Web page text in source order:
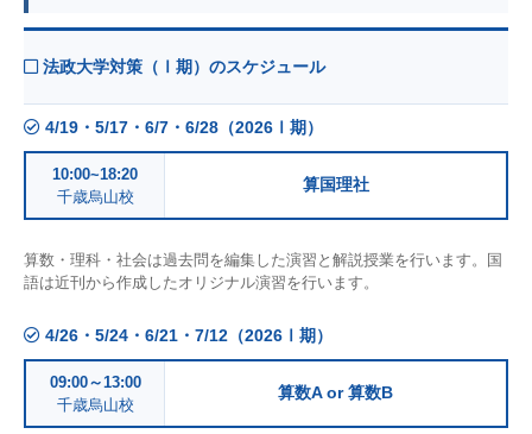
法政大学対策（Ⅰ期）のスケジュール
4/19・5/17・6/7・6/28（2026Ⅰ期）
10:00~18:20
千歳烏山校
算国理社
算数・理科・社会は過去問を編集した演習と解説授業を行います。国
語は近刊から作成したオリジナル演習を行います。
4/26・5/24・6/21・7/12（2026Ⅰ期）
09:00～13:00
千歳烏山校
算数A or 算数B